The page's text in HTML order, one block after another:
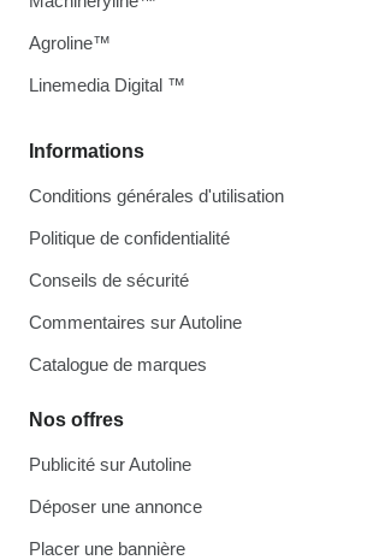
Informations
Conditions générales d'utilisation
Politique de confidentialité
Conseils de sécurité
Commentaires sur Autoline
Catalogue de marques
Nos offres
Publicité sur Autoline
Déposer une annonce
Placer une bannière
Agroline™
Linemedia Digital ™